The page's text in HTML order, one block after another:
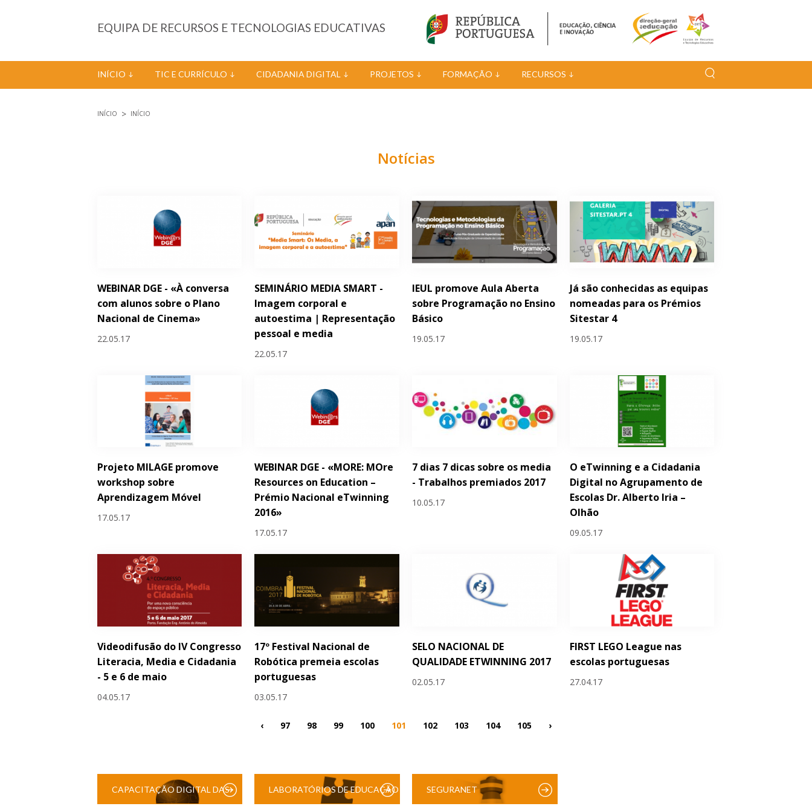
EQUIPA DE RECURSOS E TECNOLOGIAS EDUCATIVAS
INÍCIO TIC E CURRÍCULO CIDADANIA DIGITAL PROJETOS FORMAÇÃO RECURSOS
INÍCIO INÍCIO
Notícias
WEBINAR DGE - «À conversa
com alunos sobre o Plano
Nacional de Cinema»
22.05.17
SEMINÁRIO MEDIA SMART -
Imagem corporal e
autoestima | Representação
pessoal e media
22.05.17
IEUL promove Aula Aberta
sobre Programação no Ensino
Básico
19.05.17
Já são conhecidas as equipas
nomeadas para os Prémios
Sitestar 4
19.05.17
Projeto MILAGE promove
workshop sobre
Aprendizagem Móvel
17.05.17
WEBINAR DGE - «MORE: MOre
Resources on Education –
Prémio Nacional eTwinning
2016»
17.05.17
7 dias 7 dicas sobre os media
- Trabalhos premiados 2017
10.05.17
O eTwinning e a Cidadania
Digital no Agrupamento de
Escolas Dr. Alberto Iria –
Olhão
09.05.17
Videodifusão do IV Congresso
Literacia, Media e Cidadania
- 5 e 6 de maio
04.05.17
17º Festival Nacional de
Robótica premeia escolas
portuguesas
03.05.17
SELO NACIONAL DE
QUALIDADE ETWINNING 2017
02.05.17
FIRST LEGO League nas
escolas portuguesas
27.04.17
Páginas
‹ 97 98 99 100 101 102 103 104 105 ›
CAPACITAÇÃO DIGITAL DAS LABORATÓRIOS DE EDUCAÇÃO SEGURANET